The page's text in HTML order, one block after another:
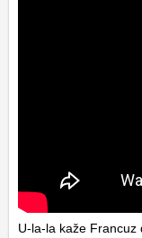
U-la-la kaže Francuz